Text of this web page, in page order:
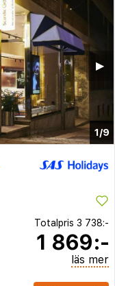
1/9
▶︎
Totalpris 3 738:-
1 869:-
läs mer